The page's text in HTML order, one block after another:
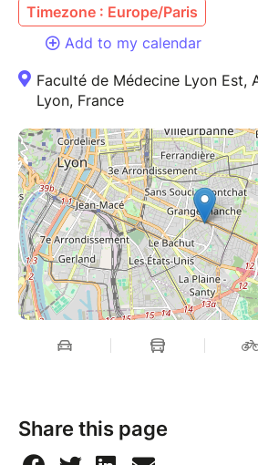
Timezone : Europe/Paris
Add to my calendar
Faculté de Médecine Lyon Est,
Lyon, France
Share this page